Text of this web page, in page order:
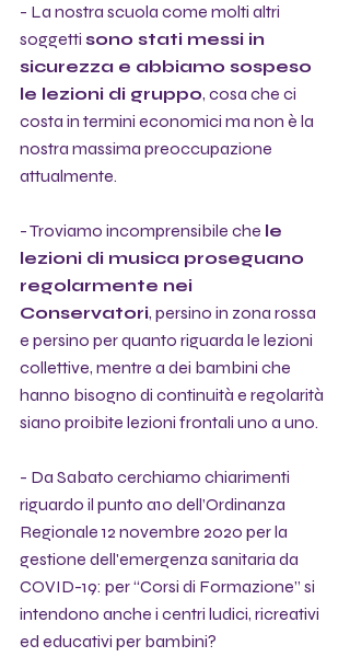
- La nostra scuola come molti altri
soggetti sono stati messi in
sicurezza e abbiamo sospeso
le lezioni di gruppo, cosa che ci
costa in termini economici ma non è la
nostra massima preoccupazione
attualmente.
- Troviamo incomprensibile che le
lezioni di musica proseguano
regolarmente nei
Conservatori, persino in zona rossa
e persino per quanto riguarda le lezioni
collettive, mentre a dei bambini che
hanno bisogno di continuità e regolarità
siano proibite lezioni frontali uno a uno.
- Da Sabato cerchiamo chiarimenti
riguardo il punto a10 dell’Ordinanza
Regionale 12 novembre 2020 per la
gestione dell'emergenza sanitaria da
COVID-19: per “Corsi di Formazione” si
intendono anche i centri ludici, ricreativi
ed educativi per bambini?